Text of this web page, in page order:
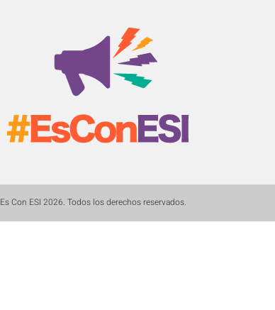
Es Con ESI 2026. Todos los derechos reservados.